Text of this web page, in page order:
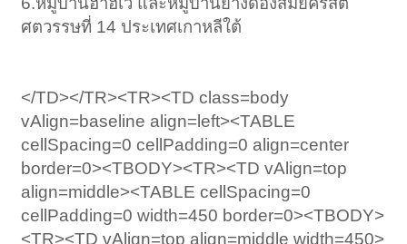
ศตวรรษที่ 14 ประเทศเกาหลีใต้
</TD></TR><TR><TD class=body
vAlign=baseline align=left><TABLE
cellSpacing=0 cellPadding=0 align=center
border=0><TBODY><TR><TD vAlign=top
align=middle><TABLE cellSpacing=0
cellPadding=0 width=450 border=0><TBODY>
<TR><TD vAlign=top align=middle width=450>